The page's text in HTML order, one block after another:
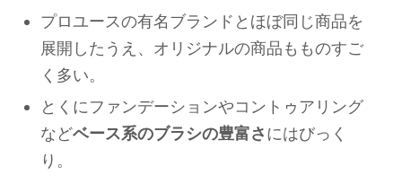
プロユースの有名ブランドとほぼ同じ商品を
展開したうえ、オリジナルの商品もものすご
く多い。
とくにファンデーションやコントゥアリング
などベース系のブラシの豊富さにはびっく
り。